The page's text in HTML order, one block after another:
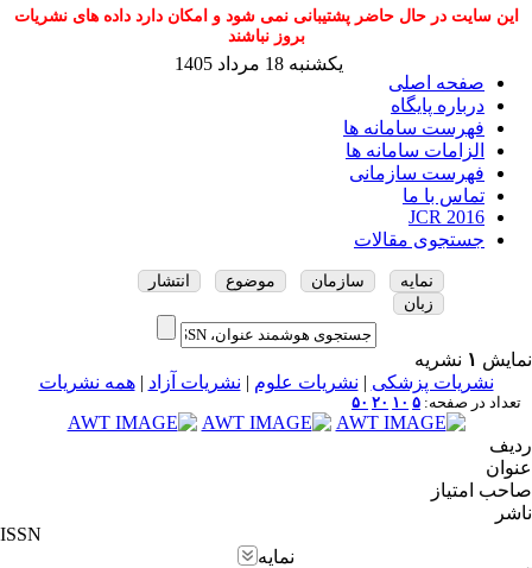
این سایت در حال حاضر پشتیبانی نمی شود و امکان دارد داده های نشریات
بروز نباشند
صفحه اصلی
درباره پایگاه
فهرست سامانه ها
الزامات سامانه ها
فهرست سازمانی
تماس با ما
JCR 2016
جستجوی مقالات
یکشنبه 18 مرداد 1405
نمایه سازمان موضوع
انتشار
زبان
نمایش ۱ نشریه
نشریات پزشکی | نشریات علوم | نشریات آزاد |همه نشریات
تعداد در صفحه: ۵ ۱۰ ۲۰ ۵۰
ردیف
عنوان
صاحب امتیاز
ناشر
ISSN
نمایه